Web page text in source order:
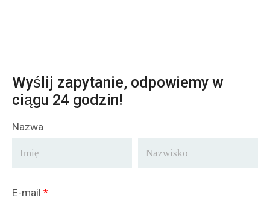
Wyślij zapytanie, odpowiemy w
ciągu 24 godzin!
Nazwa
E-mail *